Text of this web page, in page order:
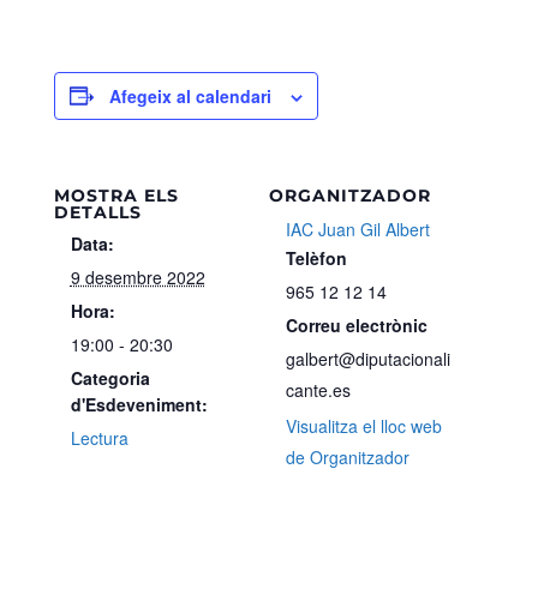
Afegeix al calendari
MOSTRA ELS
DETALLS
Data:
9 desembre 2022
Hora:
19:00 - 20:30
Categoria
d'Esdeveniment:
Lectura
ORGANITZADOR
IAC Juan Gil Albert
Telèfon
965 12 12 14
Correu electrònic
galbert@diputacionali
cante.es
Visualitza el lloc web
de Organitzador